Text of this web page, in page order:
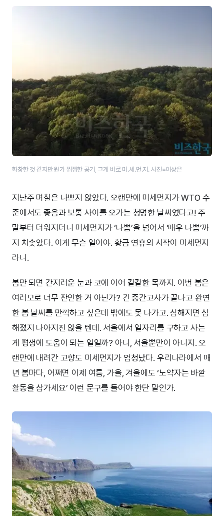
화창한 것 같지만 뭔가 찝찝한 공기, 그게 바로 미.세.먼.지. 사진=이상은
지난주 며칠은 나쁘지 않았다. 오랜만에 미세먼지가 WTO 수
준에서도 좋음과 보통 사이를 오가는 청명한 날씨였다고! 주
말부터 더워지더니 미세먼지가 ‘나쁨’을 넘어서 ‘매우 나쁨’까
지 치솟았다. 이게 무슨 일이야. 황금 연휴의 시작이 미세먼지
라니.
봄만 되면 간지러운 눈과 코에 이어 칼칼한 목까지. 이번 봄은
여러모로 너무 잔인한 거 아닌가? 긴 중간고사가 끝나고 완연
한 봄 날씨를 만끽하고 싶은데 밖에도 못 나가고. 심해지면 심
해졌지 나아지진 않을 텐데. 서울에서 일자리를 구하고 사는
게 평생에 도움이 되는 일일까? 아니, 서울뿐만이 아니지. 오
랜만에 내려간 고향도 미세먼지가 엄청났다. 우리나라에서 매
년 봄마다, 어쩌면 이제 여름, 가을, 겨울에도 ‘노약자는 바깥
활동을 삼가세요’ 이런 문구를 들어야 한단 말인가.